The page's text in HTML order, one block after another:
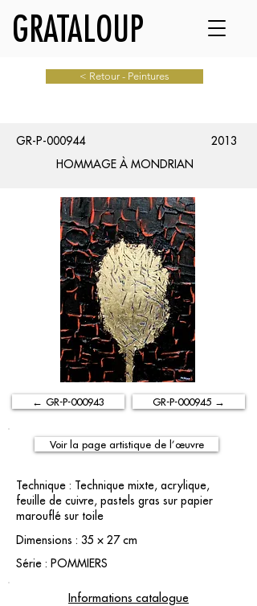
GRATALOUP
< Retour - Peintures
GR-P-000944
2013
HOMMAGE À MONDRIAN
← GR-P-000943 GR-P-000945 →
Voir la page artistique de l’œuvre
Technique : Technique mixte, acrylique,
feuille de cuivre, pastels gras sur papier
marouflé sur toile
Dimensions : 35 × 27 cm
Série : POMMIERS
Informations catalogue